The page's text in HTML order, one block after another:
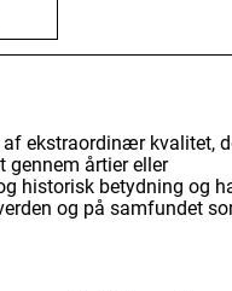
ekstraordinær kvalitet,
gennem årtier eller
historisk betydning og
og på samfundet